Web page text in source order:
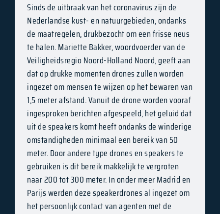
Sinds de uitbraak van het coronavirus zijn de
Nederlandse kust- en natuurgebieden, ondanks
de maatregelen, drukbezocht om een frisse neus
te halen. Mariette Bakker, woordvoerder van de
Veiligheidsregio Noord-Holland Noord, geeft aan
dat op drukke momenten drones zullen worden
ingezet om mensen te wijzen op het bewaren van
1,5 meter afstand. Vanuit de drone worden vooraf
ingesproken berichten afgespeeld, het geluid dat
uit de speakers komt heeft ondanks de winderige
omstandigheden minimaal een bereik van 50
meter. Door andere type drones en speakers te
gebruiken is dit bereik makkelijk te vergroten
naar 200 tot 300 meter. In onder meer Madrid en
Parijs werden deze speakerdrones al ingezet om
het persoonlijk contact van agenten met de